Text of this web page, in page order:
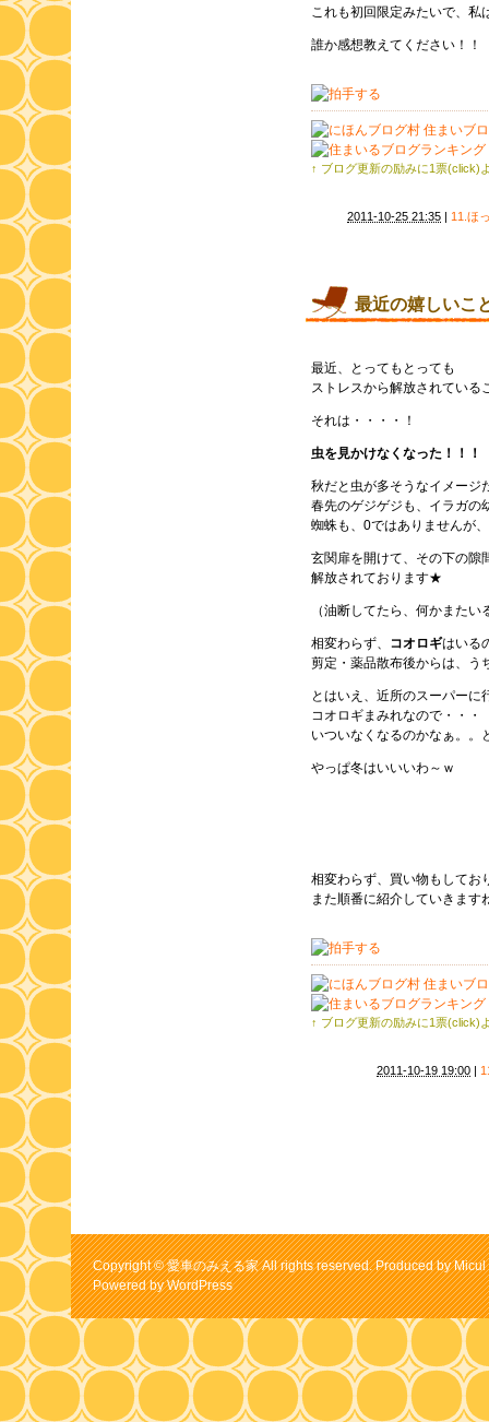
これも初回限定みたいで、私
誰か感想教えてください！！
↑ ブログ更新の励みに1票(click)
2011-10-25 21:35 | 11.ほ
最近の嬉しいこ
最近、とってもとっても
ストレスから解放されている
それは・・・・！
虫を見かけなくなった！！！
秋だと虫が多そうなイメージ
春先のゲジゲジも、イラガの
蜘蛛も、0ではありませんが
玄関扉を開けて、その下の隙
解放されております★
（油断してたら、何かまた
相変わらず、 コオロギはいる
剪定・薬品散布後からは、う
とはいえ、近所のスーパーに
コオロギまみれなので・・・
いついなくなるのかなぁ。。
やっぱ冬はいいいわ～ｗ
相変わらず、買い物もしてお
また順番に紹介していきます
↑ ブログ更新の励みに1票(click)
2011-10-19 19:00 |
Copyright © 愛車のみえる家 All rights reserved. Produced by Micul
Powered byWordPress